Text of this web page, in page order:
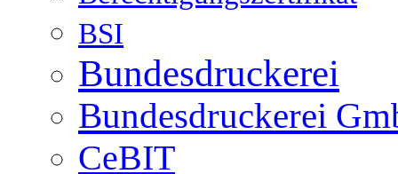
BSI
Bundesdruckerei
Bundesdruckerei
CeBIT